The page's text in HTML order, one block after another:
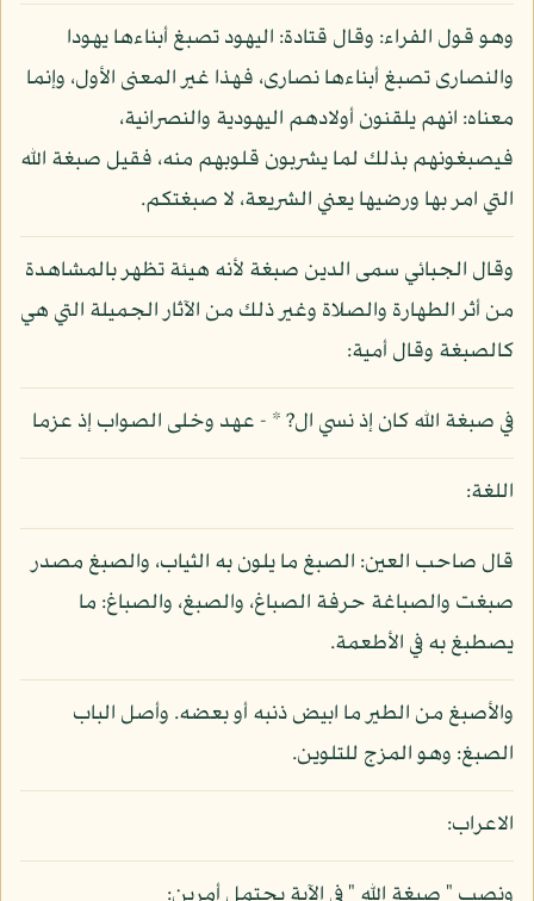
وهو قول الفراء: وقال قتادة: اليهود تصبغ أبناءها يهودا
والنصارى تصبغ أبناءها نصارى، فهذا غير المعنى الأول، وإنما
معناه: انهم يلقنون أولادهم اليهودية والنصرانية،
فيصبغونهم بذلك لما يشربون قلوبهم منه، فقيل صبغة الله
التي امر بها ورضيها يعني الشريعة، لا صبغتكم.
وقال الجبائي سمى الدين صبغة لأنه هيئة تظهر بالمشاهدة
من أثر الطهارة والصلاة وغير ذلك من الآثار الجميلة التي هي
كالصبغة وقال أمية:
في صبغة الله كان إذ نسي ال? * - عهد وخلى الصواب إذ عزما
اللغة:
قال صاحب العين: الصبغ ما يلون به الثياب، والصبغ مصدر
صبغت والصباغة حرفة الصباغ، والصبغ، والصباغ: ما
يصطبغ به في الأطعمة.
والأصبغ من الطير ما ابيض ذنبه أو بعضه. وأصل الباب
الصبغ: وهو المزج للتلوين.
الاعراب: